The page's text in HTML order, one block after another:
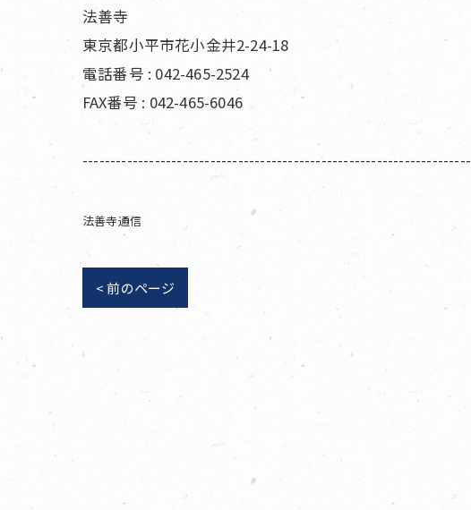
法善寺
東京都小平市花小金井2-24-18
電話番号 : 042-465-2524
FAX番号 : 042-465-6046
----------------------------------------------------------------------
法善寺通信
< 前のページ